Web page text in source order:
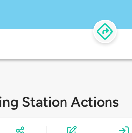
Station Actions